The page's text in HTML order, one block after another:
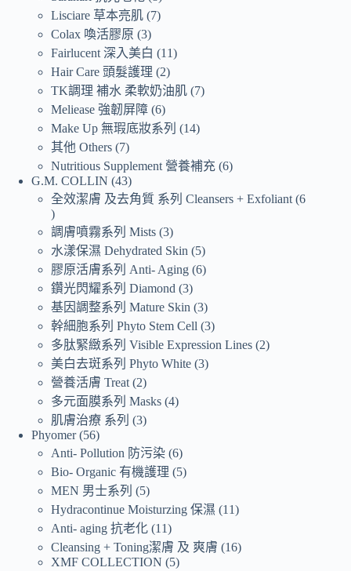
Lisciare 草本亮肌 7
Colax 喚活膠原 3
Fairlucent 深入美白
11
Hair Care 頭髮護理
2
TK調理 補水 柔軟奶油肌 7
Meliease 強韌屏障 6
Make Up 無瑕底妝系列
14
其他 Others 7
Nutritious Supplement 營養補充 6
G.M. COLLIN 43
全效潔膚 及去角質 系列 Cleansers + Exfoliant 6
調膚噴霧系列 Mists 3
水漾保濕 Dehydrated Skin
5
膠原活膚系列 Anti- Aging 6
鑽光閃耀系列 Diamond 3
基因調整系列 Mature Skin 3
幹細胞系列 Phyto Stem Cell 3
多肽緊緻系列 Visible Expression Lines 2
美白去斑系列 Phyto White 3
營養活膚 Treat 2
多元面膜系列 Masks 4
肌膚治療 系列
3
Phyomer 56
Anti- Pollution 防污染 6
Bio- Organic 有機護理
5
MEN 男士系列
5
Hydracontinue Moisturzing 保濕
11
Anti- aging 抗老化 11
Cleansing + Toning潔膚 及 爽膚
16
XMF COLLECTION
5